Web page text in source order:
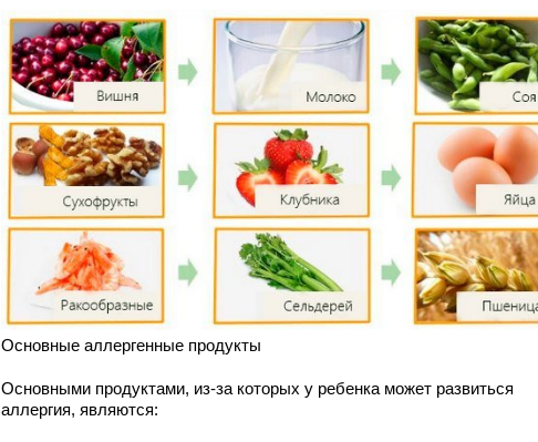
Основные аллергенные продукты
Основными продуктами, из-за которых у ребенка может развиться
аллергия, являются: